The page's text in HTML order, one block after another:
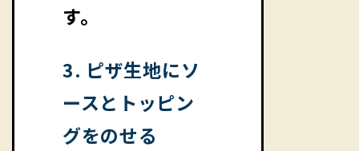
す。
3. ピザ生地にソ
ースとトッピン
グをのせる